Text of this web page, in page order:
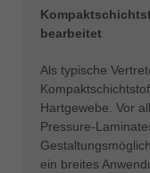
bearbeitet
Als typische
Hartgewebe. Vor
Pressure-
ein breites